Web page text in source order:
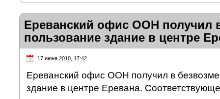
Ереванский офис ООН получил
пользование здание в центре
17 июня 2010, 17:42
Ереванский офис ООН получил в
здание в центре Еревана.